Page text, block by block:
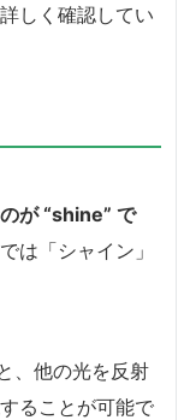
しく確認してい
が “shine” で
は「シャイン」
、他の光を反射
ることが可能で